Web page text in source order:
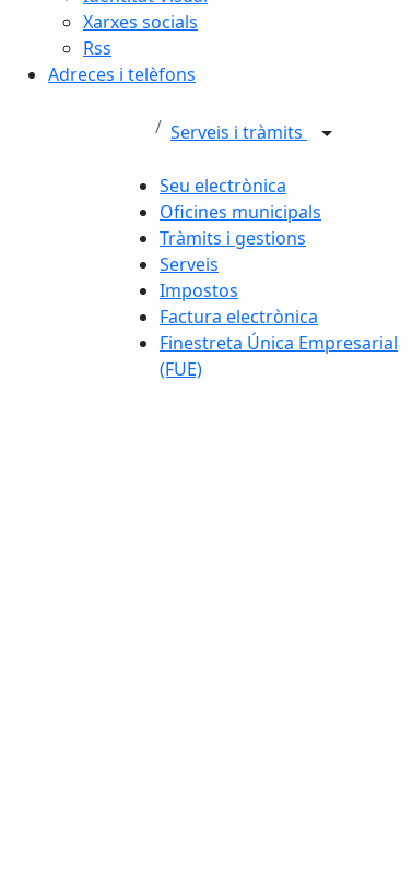
Xarxes socials
Rss
Adreces i telèfons
Serveis i tràmits
Seu electrònica
Oficines municipals
Tràmits i gestions
Serveis
Impostos
Factura electrònica
Finestreta Única Empresarial
(FUE)